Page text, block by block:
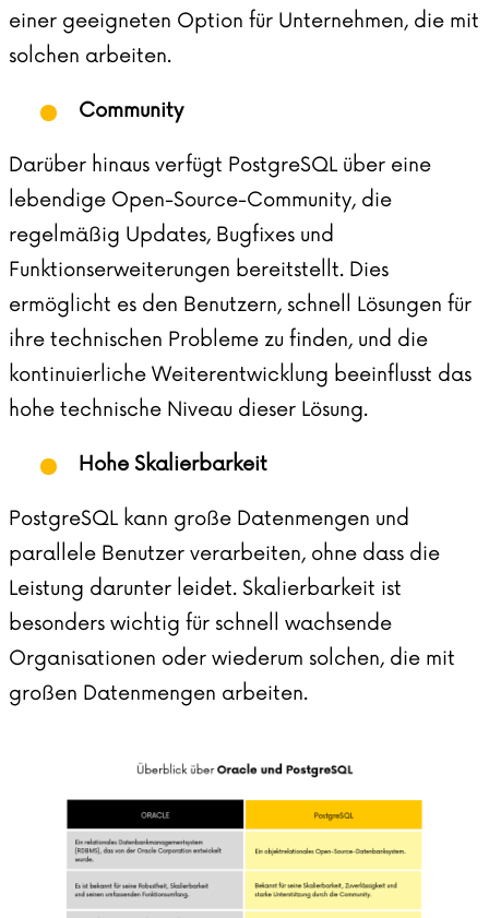
einer geeigneten Option für Unternehmen, die mit
solchen arbeiten.
Community
Darüber hinaus verfügt PostgreSQL über eine
lebendige Open-Source-Community, die
regelmäßig Updates, Bugfixes und
Funktionserweiterungen bereitstellt. Dies
ermöglicht es den Benutzern, schnell Lösungen für
ihre technischen Probleme zu finden, und die
kontinuierliche Weiterentwicklung beeinflusst das
hohe technische Niveau dieser Lösung.
Hohe Skalierbarkeit
PostgreSQL kann große Datenmengen und
parallele Benutzer verarbeiten, ohne dass die
Leistung darunter leidet. Skalierbarkeit ist
besonders wichtig für schnell wachsende
Organisationen oder wiederum solchen, die mit
großen Datenmengen arbeiten.